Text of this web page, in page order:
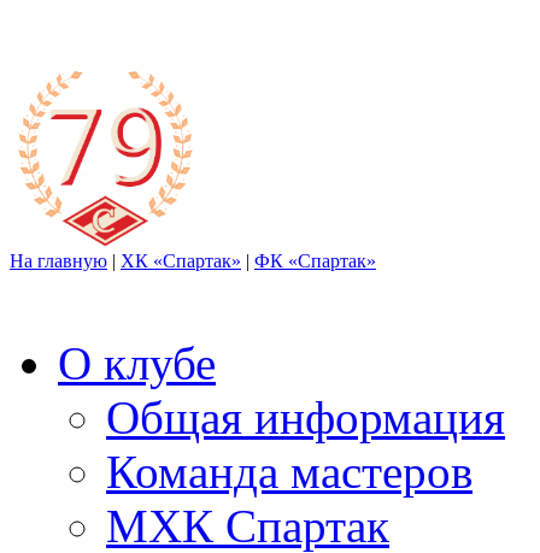
На главную | ХК «Спартак» | ФК «Спартак»
О клубе
Общая информация
Команда мастеров
МХК Спартак